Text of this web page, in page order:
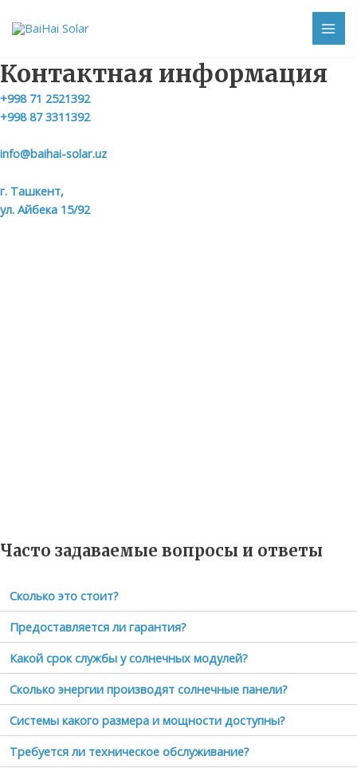
Контактная информация
+998 71 2521392
+998 87 3311392
info@baihai-solar.uz
г. Ташкент,
ул. Айбека 15/92
Часто задаваемые вопросы и ответы
Сколько это стоит?
Предоставляется ли гарантия?
Какой срок службы у солнечных модулей?
Сколько энергии производят солнечные панели?
Системы какого размера и мощности доступны?
Требуется ли техническое обслуживание?